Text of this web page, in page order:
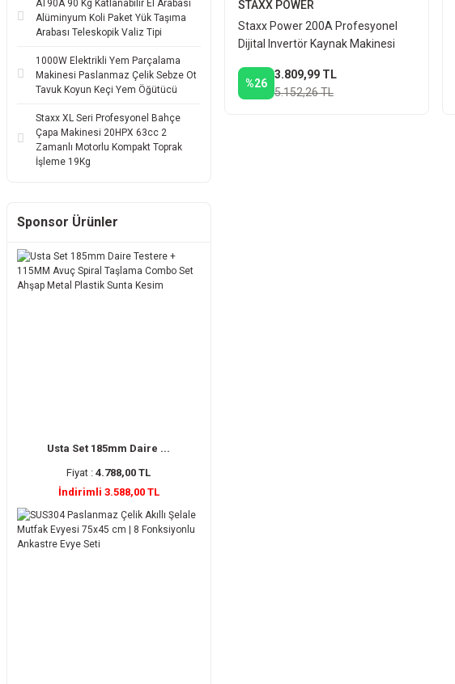
AT90A 90 Kg Katlanabilir El Arabası
Alüminyum Koli Paket Yük Taşıma
Arabası Teleskopik Valiz Tipi
1000W Elektrikli Yem Parçalama
Makinesi Paslanmaz Çelik Sebze Ot
Tavuk Koyun Keçi Yem Öğütücü
Staxx XL Seri Profesyonel Bahçe
Çapa Makinesi 20HPX 63cc 2
Zamanlı Motorlu Kompakt Toprak
İşleme 19Kg
Sponsor Ürünler
Usta Set 185mm Daire ...
Fiyat :4.788,00 TL
İndirimli 3.588,00 TL
STAXX POWER
Staxx Power 200A Profesyonel
Dijital Invertör Kaynak Makinesi
%26
3.809,99 TL
5.152,26 TL